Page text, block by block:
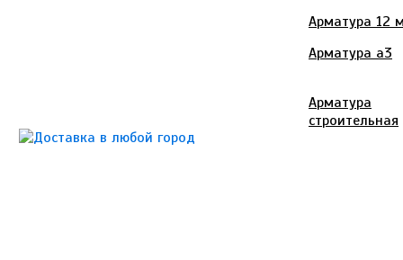
Арматура 12
Арматура а3
Арматура
строительная